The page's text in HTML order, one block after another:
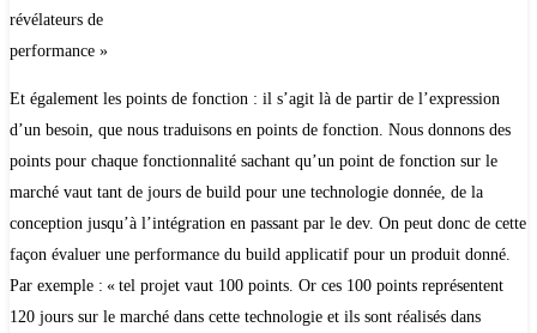
révélateurs de
performance »
Et également les points de fonction : il s’agit là de partir de l’expression
d’un besoin, que nous traduisons en points de fonction. Nous donnons des
points pour chaque fonctionnalité sachant qu’un point de fonction sur le
marché vaut tant de jours de build pour une technologie donnée, de la
conception jusqu’à l’intégration en passant par le dev. On peut donc de cette
façon évaluer une performance du build applicatif pour un produit donné.
Par exemple : « tel projet vaut 100 points. Or ces 100 points représentent
120 jours sur le marché dans cette technologie et ils sont réalisés dans